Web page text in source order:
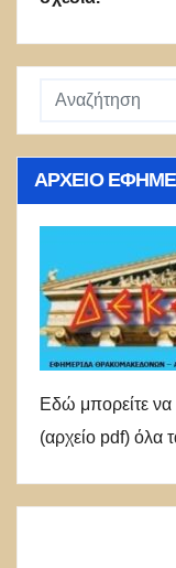
ΑΡΧΕΊΟ
Εδώ μπορείτε να
(αρχείο pdf) όλα